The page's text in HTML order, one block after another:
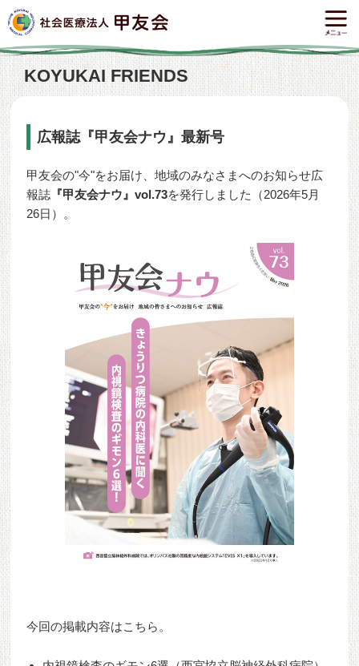
KOYUKAI FRIENDS
広報誌『甲友会ナウ』最新号
甲友会の"今"をお届け、地域のみなさまへのお知らせ広
報誌 『甲友会ナウ』vol.73を発行しました（2026年5月
26日）。
今回の掲載内容はこちら。